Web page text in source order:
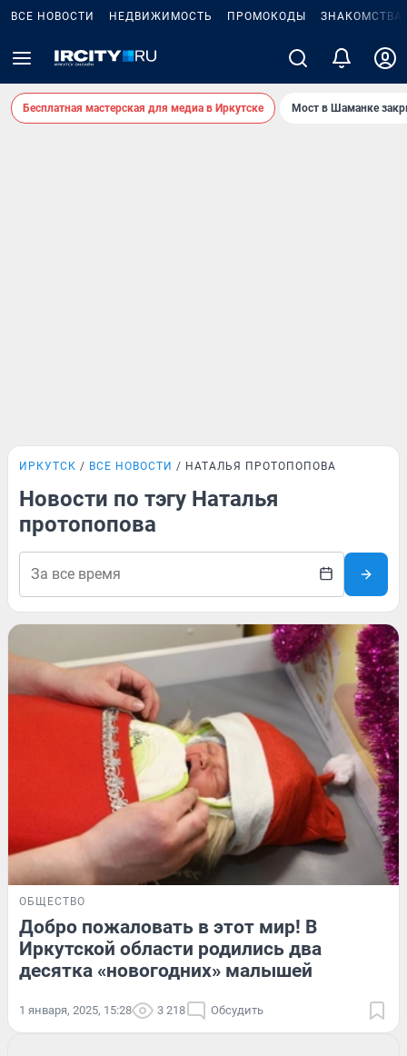
ВСЕ НОВОСТИ НЕДВИЖИМОСТЬ ПРОМОКОДЫ ЗНАКОМСТВА
Бесплатная мастерская для медиа в Иркутске Мост в Шаманке
ИРКУТСК ВСЕ НОВОСТИ НАТАЛЬЯ ПРОТОПОПОВА
Новости по тэгу Наталья
протопопова
ОБЩЕСТВО
Добро пожаловать в этот мир! В
Иркутской области родились два
десятка «новогодних» малышей
1 января, 2025, 15:28 3 218 Обсудить